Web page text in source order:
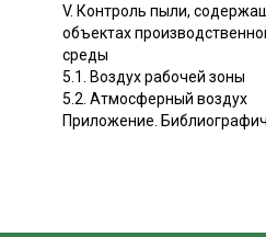
V. Контроль пыли,
объектах
среды
5.1. Воздух рабочей зоны
5.2. Атмосферный воздух
Приложение.